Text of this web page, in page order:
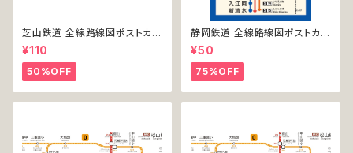
芝山鉄道 全線路線図ポストカー
ド 2020
¥110
50%OFF
静岡鉄道 全線路線図ポストカー
ド 2017
¥50
75%OFF